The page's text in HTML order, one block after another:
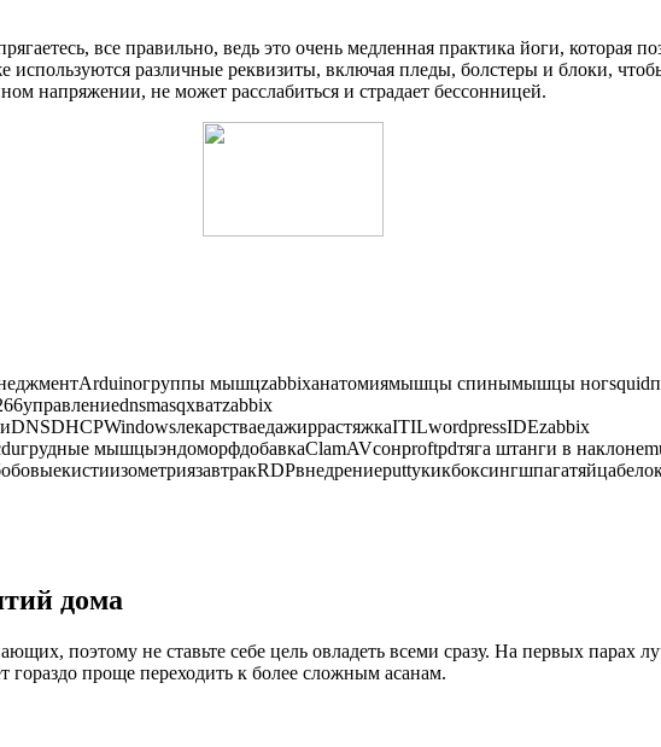
все правильно, ведь это очень медленная практика йоги, которая
используются различные реквизиты, включая пледы, болстеры и блоки,
напряжении, не может расслабиться и страдает бессонницей.
мышцzabbixанатомиямышцы спинымышцы
мышцыэндоморфдобавкаClamAVсонproftpdтяга штанги в
дома
поэтому не ставьте себе цель овладеть всеми сразу. На первых парах
гораздо проще переходить к более сложным асанам.